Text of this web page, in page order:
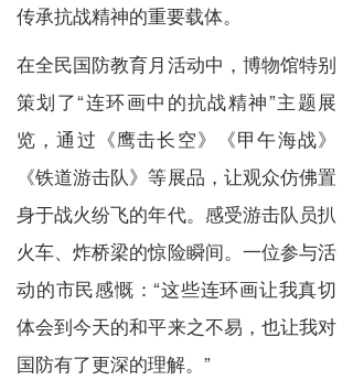
传承抗战精神的重要载体。
在全民国防教育月活动中，博物馆特别
策划了“连环画中的抗战精神”主题展
览，通过《鹰击长空》《甲午海战》
《铁道游击队》等展品，让观众仿佛置
身于战火纷飞的年代。感受游击队员扒
火车、炸桥梁的惊险瞬间。一位参与活
动的市民感慨：“这些连环画让我真切
体会到今天的和平来之不易，也让我对
国防有了更深的理解。”